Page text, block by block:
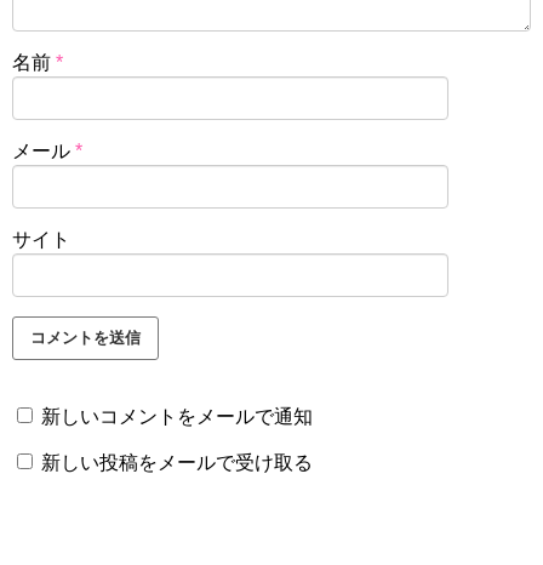
名前 *
メール *
サイト
新しいコメントをメールで通知
新しい投稿をメールで受け取る